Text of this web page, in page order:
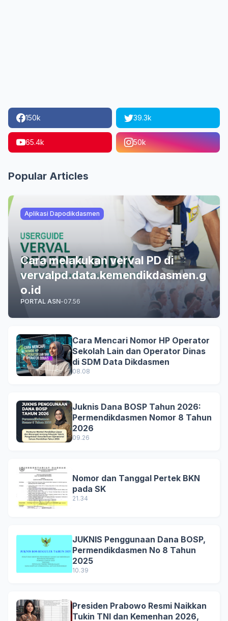
150k 39.3k
65.4k 50k
Popular Articles
Aplikasi Dapodikdasmen
Cara melakukan verval PD di
vervalpd.data.kemendikdasmen.g
o.id
PORTAL ASN-07.56
Cara Mencari Nomor HP Operator
Sekolah Lain dan Operator Dinas
di SDM Data Dikdasmen
08.08
Juknis Dana BOSP Tahun 2026:
Permendikdasmen Nomor 8 Tahun
2026
09.26
Nomor dan Tanggal Pertek BKN
pada SK
21.34
JUKNIS Penggunaan Dana BOSP,
Permendikdasmen No 8 Tahun
2025
10.39
Presiden Prabowo Resmi Naikkan
Tukin TNI dan Kemenhan 2026,